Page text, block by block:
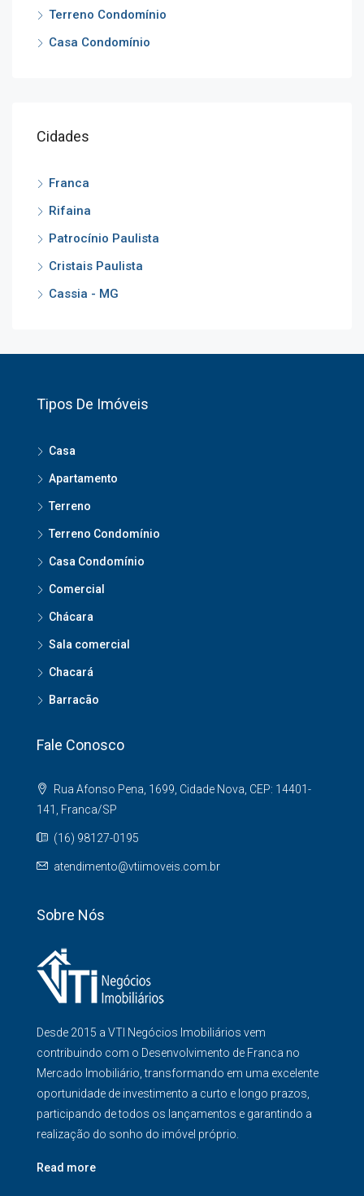
Terreno Condomínio
Casa Condomínio
Cidades
Franca
Rifaina
Patrocínio Paulista
Cristais Paulista
Cassia - MG
Tipos De Imóveis
Casa
Apartamento
Terreno
Terreno Condomínio
Casa Condomínio
Comercial
Chácara
Sala comercial
Chacará
Barracão
Fale Conosco
Rua Afonso Pena, 1699, Cidade Nova, CEP: 14401-
141, Franca/SP
(16) 98127-0195
atendimento@vtiimoveis.com.br
Sobre Nós
Desde 2015 a VTI Negócios Imobiliários vem
contribuindo com o Desenvolvimento de Franca no
Mercado Imobiliário, transformando em uma excelente
oportunidade de investimento a curto e longo prazos,
participando de todos os lançamentos e garantindo a
realização do sonho do imóvel próprio.
Read more